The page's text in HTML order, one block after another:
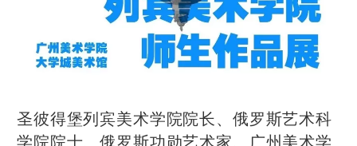
圣彼得堡列宾美术学院院长、俄罗斯艺术科
学院院士、俄罗斯功勋艺术家、广州美术学